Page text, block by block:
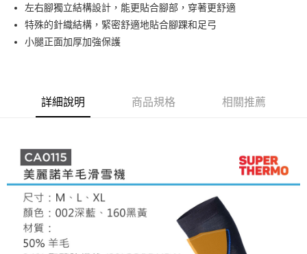
上海商業儲蓄銀行
台北富邦商業銀行
國泰世華商業銀行
兆豐國際商業銀行
臺灣中小企業銀行
玉山商業銀行
星展（台灣）商業銀行
台新國際商業銀行
中國信託商業銀行
LINE Pay
Apple Pay
全家取貨付款
付款後全家取貨
每筆NT$60，滿NT$490(含以上)免運費
7-11取貨付款
每筆NT$60，滿NT$490(含以上)免運費
付款後7-11取貨
左右腳獨立結構設計，能更貼合腳部，穿著更舒適
特殊的針織結構，緊密舒適地貼合腳踝和足弓
小腿正面加厚加強保護
詳細說明 商品規格 相關推薦